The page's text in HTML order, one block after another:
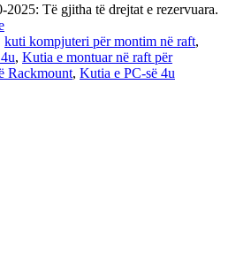
Të gjitha të drejtat e rezervuara.
kuti kompjuteri për montim në raft,
, Kutia e montuar në raft për
Rackmount, Kutia e PC-së 4u